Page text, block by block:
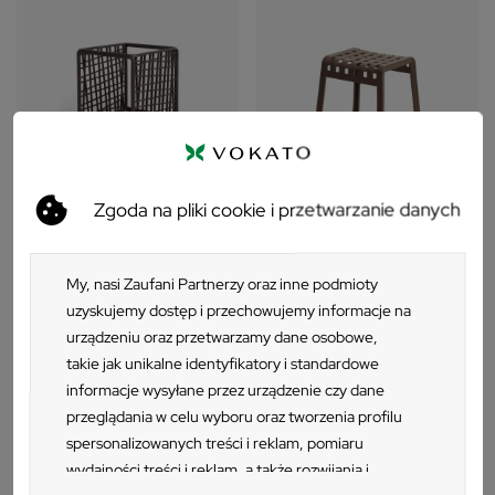
Zgoda na pliki cookie i przetwarzanie danych
My, nasi Zaufani Partnerzy oraz inne podmioty
uzyskujemy dostęp i przechowujemy informacje na
urządzeniu oraz przetwarzamy dane osobowe,
takie jak unikalne identyfikatory i standardowe
informacje wysyłane przez urządzenie czy dane
przeglądania w celu wyboru oraz tworzenia profilu
spersonalizowanych treści i reklam, pomiaru
wydajności treści i reklam, a także rozwijania i
PRODUKT WŁOSKI
Ścianka modułowa Nardi
KOMODO ECOWALL
PRODUKT WŁOSKI
Podnóżek NARDI POGGIO
209 zł